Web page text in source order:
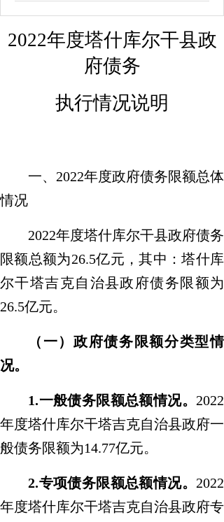
2022年度塔什库尔干县政
府债务
执行情况说明
一、 2022年度政府债务限额总体
情况
2022年度塔什库尔干县政府债务
限额总额为26.5亿元，其中：塔什库
尔干塔吉克自治县政府债务限额为
26.5亿元。
（一）政府债务限额分类型情
况。
1.一般债务限额总额情况。 2022
年度塔什库尔干塔吉克自治县政府一
般债务限额为14.77亿元。
2.专项债务限额总额情况。 2022
年度塔什库尔干塔吉克自治县政府专